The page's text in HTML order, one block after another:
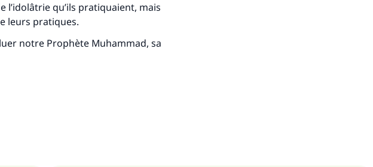
qu’ils pratiquaient, mais
leurs pratiques.
notre Prophète Muhammad, sa